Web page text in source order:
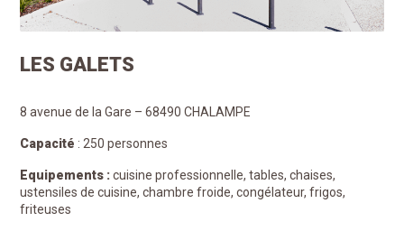
LES GALETS
8 avenue de la Gare – 68490 CHALAMPE
Capacité : 250 personnes
Equipements :cuisine professionnelle, tables, chaises,
ustensiles de cuisine, chambre froide, congélateur, frigos,
friteuses